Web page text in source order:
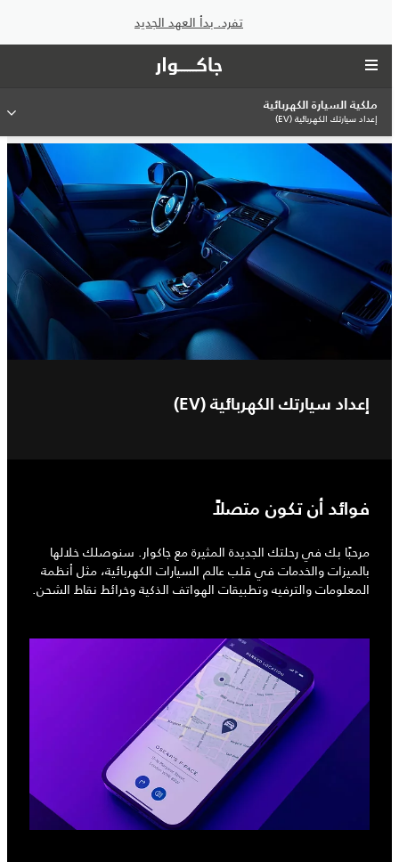
تفرد. بدأ العهد الجديد
ملكية السيارة الكهربائية
إعداد سيارتك الكهربائية (EV)
إعداد سيارتك الكهربائية (EV)
فوائد أن تكون متصلاً
مرحبًا بك في رحلتك الجديدة المثيرة مع جاكوار. سنوصلك خلالها
بالميزات والخدمات في قلب عالم السيارات الكهربائية، مثل أنظمة
المعلومات والترفيه وتطبيقات الهواتف الذكية وخرائط نقاط الشحن.